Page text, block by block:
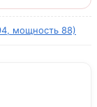
мощность 88)